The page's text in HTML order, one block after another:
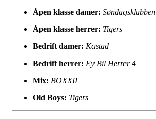
Åpen klasse damer: Søndagsklubben
Åpen klasse herrer: Tigers
Bedrift damer: Kastad
Bedrift herrer: Ey Bil Herrer 4
Mix: BOXXII
Old Boys: Tigers